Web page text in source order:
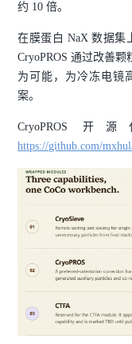
约 10 倍。
在膜蛋白 NaX 数据集
CryoPROS 通过改善
为可能，为冷冻电镜
案。
CryoPROS
https://github.com/